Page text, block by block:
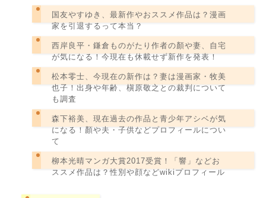
国友やすゆき、最新作やおススメ作品は？漫画
家を引退するって本当？
西岸良平・鎌倉ものがたり作者の顏や妻、自宅
が気になる！今現在も休載せず新作を発表！
松本零士、今現在の新作は？妻は漫画家・牧美
也子！出身や年齢、槇原敬之との裁判について
も調査
森下裕美、現在過去の作品と青少年アシベが気
になる！顏や夫・子供などプロフィールについ
て
柳本光晴マンガ大賞2017受賞！「響」などお
ススメ作品は？性別や顔などwikiプロフィール